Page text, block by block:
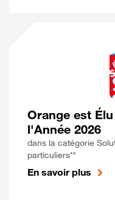
Orange est
l'Année 2026
dans la catégorie
particuliers**
En savoir plus